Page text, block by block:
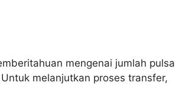
mengenai jumlah pulsa
melanjutkan proses transfer,